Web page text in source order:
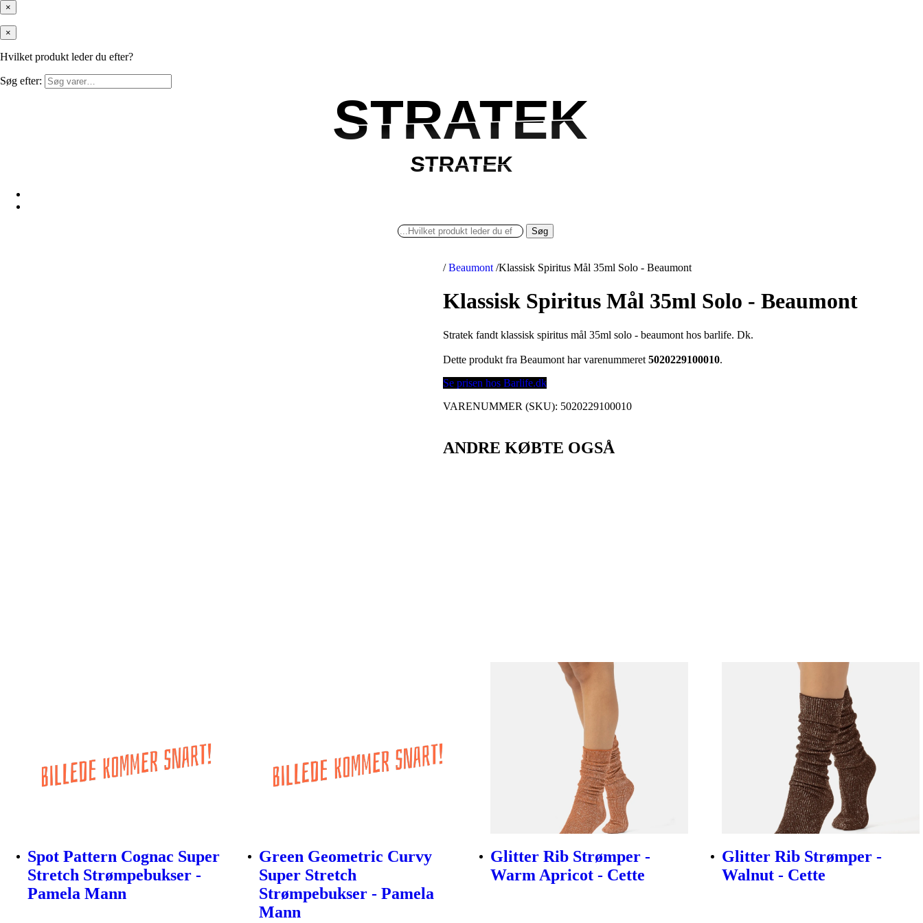
×
×
Hvilket produkt leder du efter?
Søg efter:
STRATEK
STRATEK
STRATEK
STRATEK
Søg
/ Beaumont /Klassisk Spiritus Mål 35ml Solo - Beaumont
Klassisk Spiritus Mål 35ml Solo - Beaumont
Stratek fandt klassisk spiritus mål 35ml solo - beaumont hos barlife. Dk.
Dette produkt fra Beaumont har varenummeret5020229100010.
Se prisen hos Barlife.dk
VARENUMMER (SKU): 5020229100010
ANDRE KØBTE OGSÅ
Spot Pattern Cognac Super
Stretch Strømpebukser -
Pamela Mann
Green Geometric Curvy
Super Stretch
Strømpebukser - Pamela
Mann
Glitter Rib Strømper -
Warm Apricot - Cette
Glitter Rib Strømper -
Walnut - Cette